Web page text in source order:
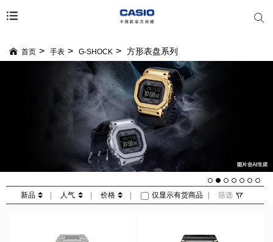
首页 手表 G-SHOCK 方形表盘系列
新品 人气 价格 仅显示有货商品 筛选